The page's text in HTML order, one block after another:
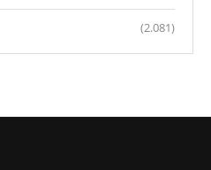
(2.081)